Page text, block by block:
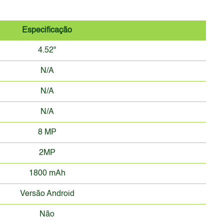
Especificação
4.52"
N/A
N/A
N/A
8 MP
2MP
1800 mAh
Versão Android
Não